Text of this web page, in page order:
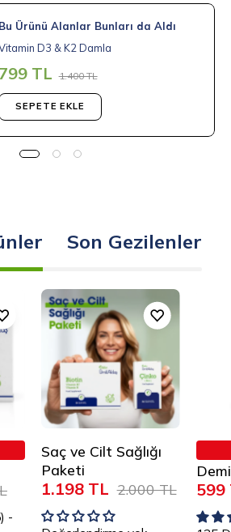
Bu Ürünü Alanlar Bunları da Aldı
D3 & K2 Damla
799 TL 1.400 TL
SEPETE EKLE
Son Gezilenler
-
ve
Cilt
Sağlığı
Paketi
Saç ve Cilt Sağlığı
Paketi
1.198 TL 2.000 TL 599